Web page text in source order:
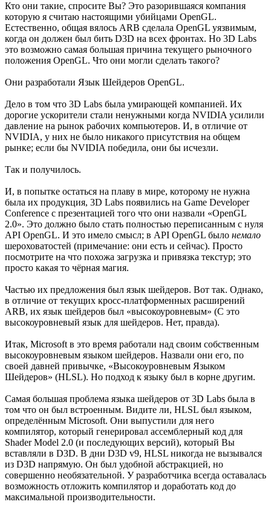
Кто они такие, спросите Вы? Это разорившаяся компания
которую я считаю настоящими убийцами OpenGL.
Естественно, общая вялось ARB сделала OpenGL уязвимым,
когда он должен был бить D3D на всех фронтах. Но 3D Labs
это возможно самая большая причина текущего рыночного
положения OpenGL. Что они могли сделать такого?
Они разработали Язык Шейдеров OpenGL.
Дело в том что 3D Labs была умирающей компанией. Их
дорогие ускорители стали ненужными когда NVIDIA усилили
давление на рынок рабочих компьютеров. И, в отличие от
NVIDIA, у них не было никакого присутствия на общем
рынке; если бы NVIDIA победила, они бы исчезли.
Так и получилось.
И, в попытке остаться на плаву в мире, которому не нужна
была их продукция, 3D Labs появились на Game Developer
Conference с презентацией того что они назвали «OpenGL
2.0». Это должно было стать полностью переписанным с нуля
API OpenGL. И это имело смысл; в API OpenGL было немало
шероховатостей (примечание: они есть и сейчас). Просто
посмотрите на что похожа загрузка и привязка текстур; это
просто какая то чёрная магия.
Частью их предложения был язык шейдеров. Вот так. Однако,
в отличие от текущих кросс-платформенных расширений
ARB, их язык шейдеров был «высокоуровневым» (C это
высокоуровневый язык для шейдеров. Нет, правда).
Итак, Microsoft в это время работали над своим собственным
высокоуровневым языком шейдеров. Назвали они его, по
своей давней привычке, «Высокоуровневым Языком
Шейдеров» (HLSL). Но подход к языку был в корне другим.
Самая большая проблема языка шейдеров от 3D Labs была в
том что он был встроенным. Видите ли, HLSL был языком,
определённым Microsoft. Они выпустили для него
компилятор, который генерировал ассемблерный код для
Shader Model 2.0 (и последующих версий), который Вы
вставляли в D3D. В дни D3D v9, HLSL никогда не вызывался
из D3D напрямую. Он был удобной абстракцией, но
совершенно необязательной. У разработчика всегда оставалась
возможность отложить компилятор и доработать код до
максимальной производительности.